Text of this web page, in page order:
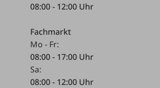
08:00 - 12:00 Uhr
Fachmarkt
Mo - Fr:
08:00 - 17:00 Uhr
Sa:
08:00 - 12:00 Uhr